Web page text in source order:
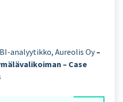
analyytikko, Aureolis Oy–
– Case